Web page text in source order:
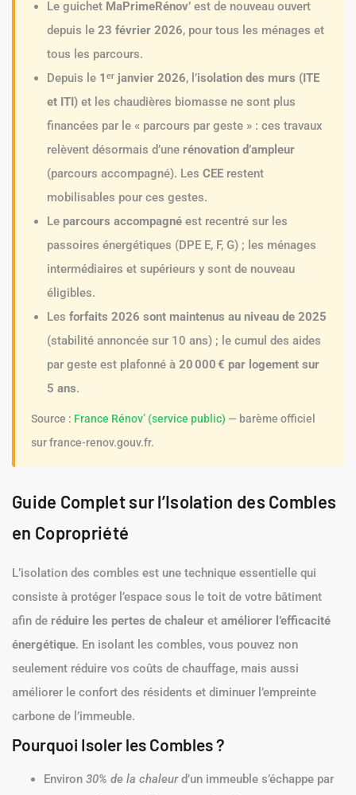
Le guichet MaPrimeRénov’ est de nouveau ouvert
depuis le 23 février 2026, pour tous les ménages et
tous les parcours.
Depuis le 1ᵉʳ janvier 2026, l’isolation des murs (ITE
et ITI) et les chaudières biomasse ne sont plus
financées par le « parcours par geste » : ces travaux
relèvent désormais d’une rénovation d’ampleur
(parcours accompagné). Les CEE restent
mobilisables pour ces gestes.
Le parcours accompagné est recentré sur les
passoires énergétiques (DPE E, F, G) ; les ménages
intermédiaires et supérieurs y sont de nouveau
éligibles.
Les forfaits 2026 sont maintenus au niveau de 2025
(stabilité annoncée sur 10 ans) ; le cumul des aides
par geste est plafonné à 20 000 € par logement sur
5 ans.
Source : France Rénov’ (service public) — barème officiel
sur france-renov.gouv.fr.
Guide Complet sur l’Isolation des Combles
en Copropriété
L’isolation des combles est une technique essentielle qui
consiste à protéger l’espace sous le toit de votre bâtiment
afin de réduire les pertes de chaleur et améliorer l’efficacité
énergétique. En isolant les combles, vous pouvez non
seulement réduire vos coûts de chauffage, mais aussi
améliorer le confort des résidents et diminuer l’empreinte
carbone de l’immeuble.
Pourquoi Isoler les Combles ?
Environ 30% de la chaleurd’un immeuble s’échappe par